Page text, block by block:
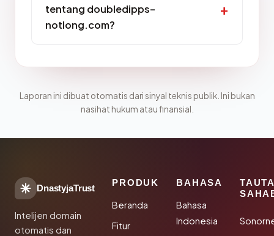
tentang doubledipps-
notlong.com?
Laporan ini dibuat otomatis dari sinyal teknis publik. Ini bukan
nasihat hukum atau finansial.
DnastyjaTrust
Intelijen domain
otomatis dan
PRODUK
Beranda
Fitur
BAHASA
Bahasa
Indonesia